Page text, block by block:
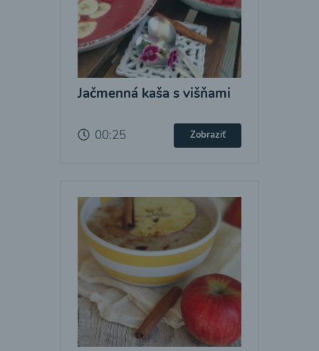
Jačmenná kaša s višňami
00:25 Zobraziť